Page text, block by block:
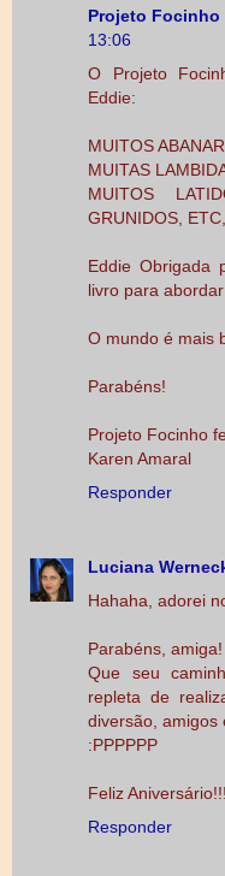
Projeto Focinho
13:06
O Projeto
Eddie:
MUITOS
MUITAS
MUITOS
GRUNIDOS,
Eddie Obrigada
livro para
O mundo é mais
Parabéns!
Projeto Focinho
Karen Amaral
Responder
Luciana
Hahaha, adorei
Parabéns, amiga!
Que seu
repleta de
diversão, amigos
:PPPPPP
Feliz
Responder